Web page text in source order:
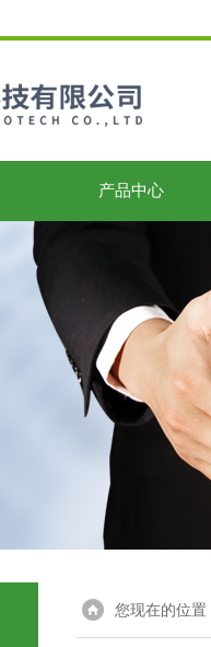
产品中心
您现在的位置